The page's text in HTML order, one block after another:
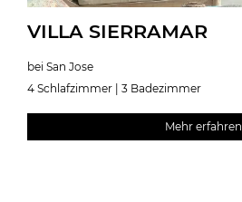
VILLA SIERRAMAR
bei San Jose
4 Schlafzimmer | 3 Badezimmer
Mehr erfahren